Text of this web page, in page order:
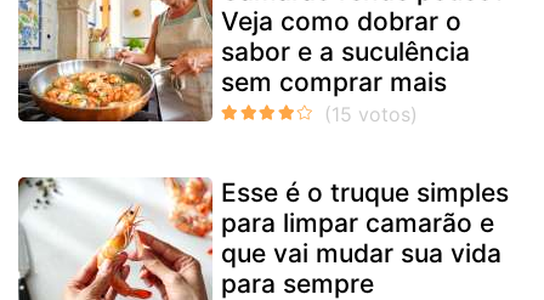
Veja como dobrar o
sabor e a suculência
sem comprar mais
Esse é o truque simples
para limpar camarão e
que vai mudar sua vida
para sempre